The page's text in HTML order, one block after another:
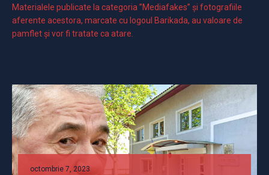
Materialele publicate la categoria ”Mediafakes” și fotografiile
aferente acestora, marcate cu logoul Barikada, au valoare de
pamflet și vor fi tratate ca atare.
octombrie 7, 2023